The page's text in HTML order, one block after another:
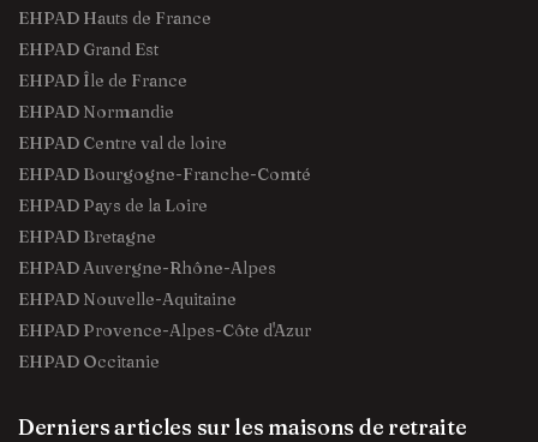
EHPAD Hauts de France
EHPAD Grand Est
EHPAD Île de France
EHPAD Normandie
EHPAD Centre val de loire
EHPAD Bourgogne-Franche-Comté
EHPAD Pays de la Loire
EHPAD Bretagne
EHPAD Auvergne-Rhône-Alpes
EHPAD Nouvelle-Aquitaine
EHPAD Provence-Alpes-Côte d'Azur
EHPAD Occitanie
Derniers articles sur les maisons de retraite